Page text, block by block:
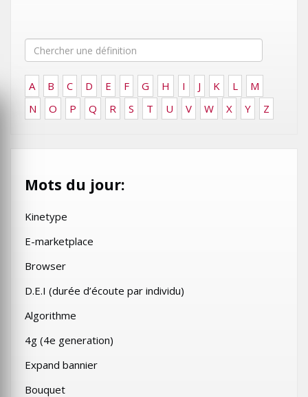
A B C D E F G H I J K L
M
N
O P Q R S T U V W X Y Z
Mots du jour:
Kinetype
E-marketplace
Browser
D.E.I (durée d’écoute par individu)
Algorithme
4g (4e generation)
Expand bannier
Bouquet